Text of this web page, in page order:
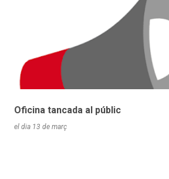
Oficina tancada al públic
el dia 13 de març